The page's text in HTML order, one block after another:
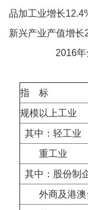
品加工业增长
新兴产业产值增长
2016
指 标
规模以上工业
其中：轻工业
重工业
其中：股份制
外商及港澳